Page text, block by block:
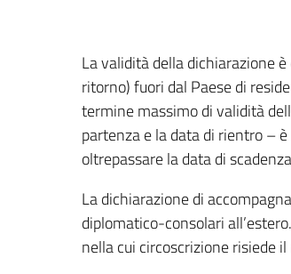
La validità della dichiarazione
ritorno) fuori dal Paese di
termine massimo di validità
partenza e la data di rientro –
oltrepassare la data di
La dichiarazione di
diplomatico-consolari
nella cui circoscrizione risiede